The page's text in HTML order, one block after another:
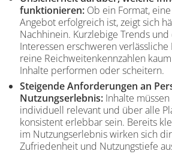
funktionieren: Ob ein Format,
Angebot erfolgreich ist, zeigt sich
Nachhinein. Kurzlebige Trends und
Interessen erschweren verlässliche
reine Reichweitenkennzahlen
Inhalte performen oder scheitern.
Steigende Anforderungen an
Nutzungserlebnis: Inhalte
individuell relevant und über alle
konsistent erlebbar sein. Bereits
im Nutzungserlebnis wirken sich
Zufriedenheit und Nutzungstiefe